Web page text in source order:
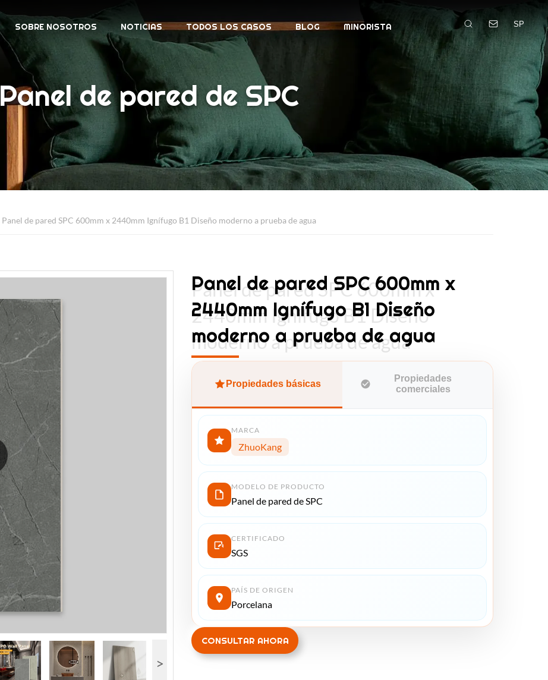
SOBRE NOSOTROS NOTICIAS TODOS LOS CASOS BLOG MINORISTA SP
Panel de pared de SPC
Panel de pared SPC 600mm x 2440mm Ignífugo B1 Diseño moderno a prueba de agua
>
Panel de pared SPC 600mm x
2440mm Ignífugo B1 Diseño
moderno a prueba de agua
Panel de pared SPC 600mm x
2440mm Ignífugo B1 Diseño
moderno a prueba de agua
Propiedades básicas
Propiedades
comerciales
MARCA
ZhuoKang
MODELO DE PRODUCTO
Panel de pared de SPC
CERTIFICADO
SGS
PAÍS DE ORIGEN
Porcelana
CONSULTAR AHORA